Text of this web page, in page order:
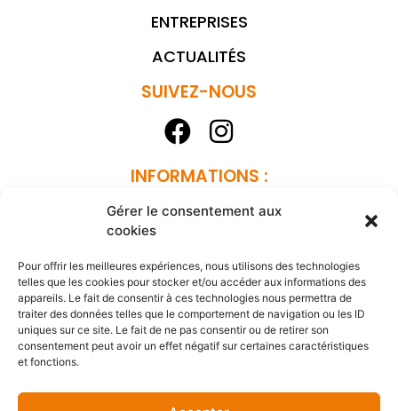
Gérer le consentement aux
cookies
Pour offrir les meilleures expériences, nous utilisons des technologies
telles que les cookies pour stocker et/ou accéder aux informations des
appareils. Le fait de consentir à ces technologies nous permettra de
traiter des données telles que le comportement de navigation ou les ID
uniques sur ce site. Le fait de ne pas consentir ou de retirer son
consentement peut avoir un effet négatif sur certaines caractéristiques
et fonctions.
ENTREPRISES
ACTUALITÉS
SUIVEZ-NOUS
INFORMATIONS :
MENTIONS LÉGALES
REJOIGNEZ-NOUS
CONTACT
STANDARD DU CAMPUS :